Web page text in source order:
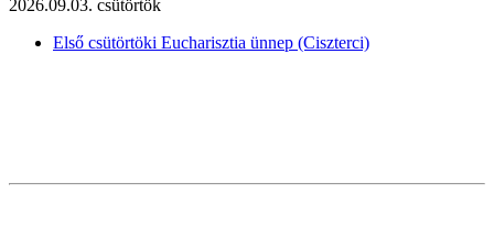
2026.09.03. csütörtök
Első csütörtöki Eucharisztia ünnep (Ciszterci)